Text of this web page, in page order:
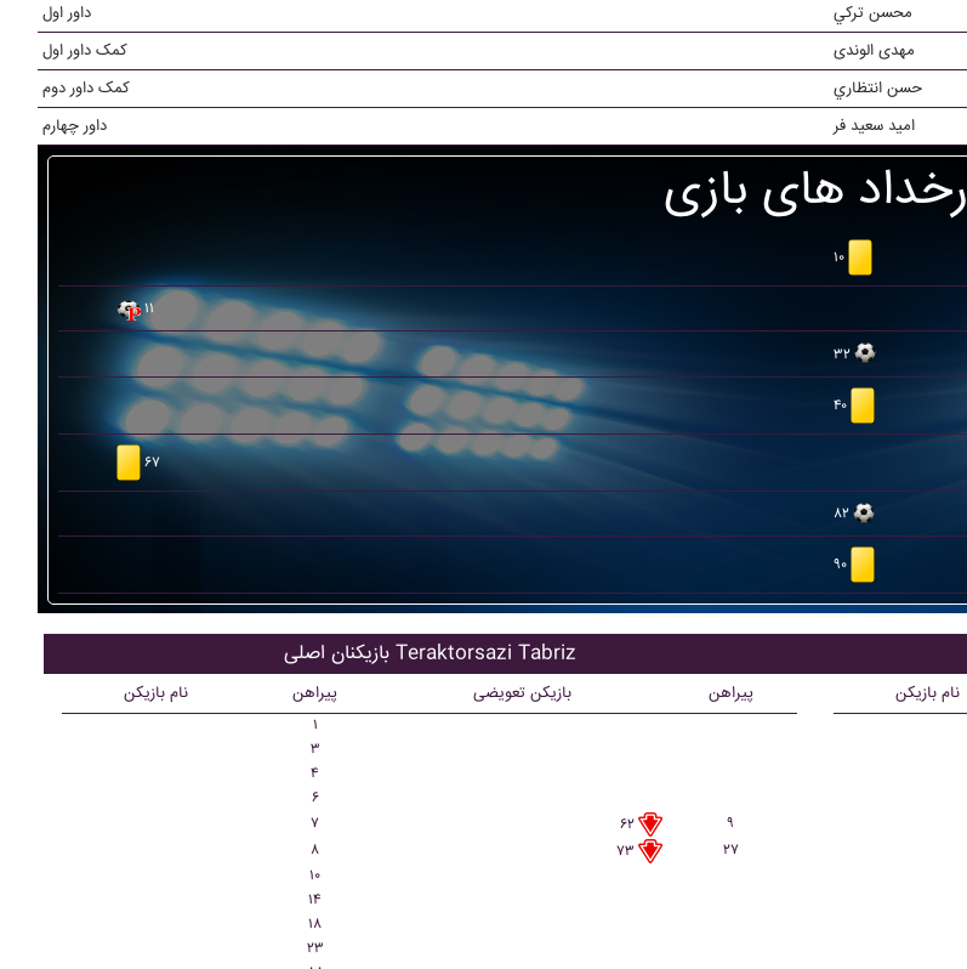
داور اول
محسن ترکي
کمک داور اول
مهدی الوندی
کمک داور دوم
حسن انتظاري
داور چهارم
امید سعید فر
رخداد های بازی
۱۰
۱۱
۳۲
۴۰
۶۷
۸۲
۹۰
بازیکنان اصلی Teraktorsazi Tabriz
نام بازیکن پیراهن بازیکن تعویضی پیراهن
۱
۳
۴
۶
۷
۶۲
۹
۸
۷۳
۲۷
۱۰
۱۴
۱۸
۲۳
نام بازیکن